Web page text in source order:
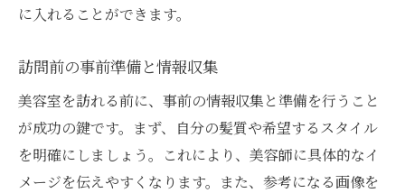
に入れることができます。
訪問前の事前準備と情報収集
美容室を訪れる前に、事前の情報収集と準備を行うこと
が成功の鍵です。まず、自分の髪質や希望するスタイル
を明確にしましょう。これにより、美容師に具体的なイ
メージを伝えやすくなります。また、参考になる画像を